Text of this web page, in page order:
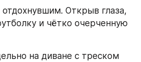
Открыв глаза,
и чётко очерченную
на диване с треском